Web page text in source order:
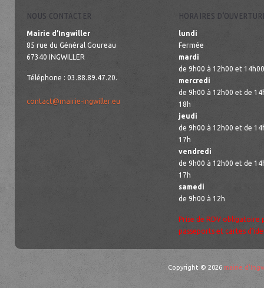
NOUS CONTACTER
Mairie d’Ingwiller
85 rue du Général Goureau
67340 INGWILLER
Téléphone : 03.88.89.47.20.
contact@mairie-ingwiller.eu
HORAIRES
lundi
Fermée
mardi
de 9h00 à 12h00 et
mercredi
de 9h00 à 12h00 et de
18h
jeudi
de 9h00 à 12h00 et de
17h
vendredi
de 9h00 à 12h00 et de
17h
samedi
de 9h00 à 12h
Prise de RDV obligatoire
passeports et cartes
Copyright © 2026 mairie